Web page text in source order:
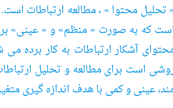
تحلیل محتوا » ، مطالعه ارتباطات
که به صورت « منظم» و « عینی»
آشکار ارتباطات به کار برده
است برای مطالعه و تحلیل
عینی و کمی با هدف اندازه گیری